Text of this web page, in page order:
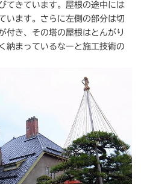
てきています。屋根の途中には
います。さらに左側の部分は切
付き、その塔の屋根はとんがり
納まっているなーと施工技術の